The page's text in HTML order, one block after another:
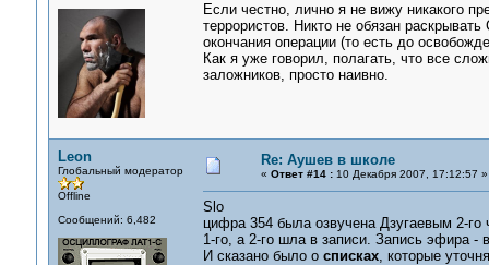
Если честно, лично я не вижу никакого
террористов. Никто не обязан
окончания операции (то есть до
Как я уже говорил, полагать, что все
заложников, просто наивно.
Leon
Глобальный модератор
Offline
Сообщений: 6,482
Re: Аушев в школе
« Ответ #14 :10 Декабря 2007, 17:12:57 »
Slo
цифра 354 была озвучена Дзугаевым 2-
1-го, а 2-го шла в записи. Запись эфира
И сказано было о списках, которые